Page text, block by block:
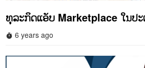
ທຸລະກິດແອັບ Marketplace ໃນປະ
timer 6 years ago